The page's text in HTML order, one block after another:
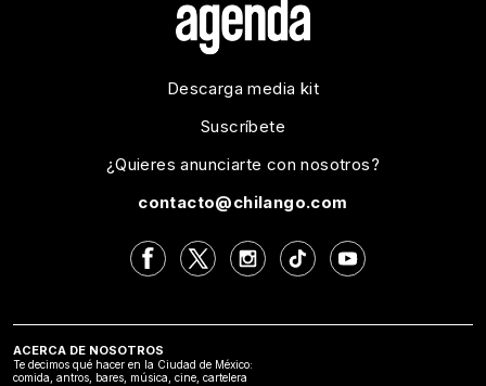
Descarga media kit
Suscríbete
¿Quieres anunciarte con nosotros?
contacto@chilango.com
ACERCA DE NOSOTROS
Te decimos qué hacer en la Ciudad de México:
comida, antros, bares, música, cine, cartelera